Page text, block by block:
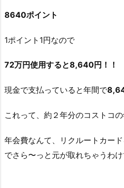
8640ポイント
1ポイント1円なので
72万円使用すると8,640円！！
現金で支払っていると年間で
これって、約２年分のコストコの
年会費なんて、リクルートカー
でさら〜っと元が取れちゃうわけ